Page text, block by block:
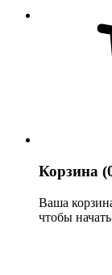
Корзина
Ваша
чтобы